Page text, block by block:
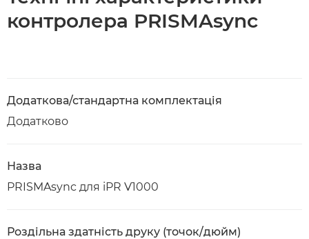
контролера PRISMAsync
Додаткова/стандартна комплектація
Додатково
Назва
PRISMAsync для iPR V1000
Роздільна здатність друку (точок/дюйм)